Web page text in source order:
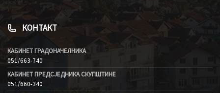
КОНТАКТ
КАБИНЕТ ГРАДОНАЧЕЛНИКА
051/663-740
КАБИНЕТ ПРЕДСЈЕДНИКА СКУПШТИНЕ
051/660-340